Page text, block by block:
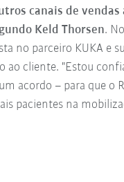
canais de vendas
Keld Thorsen.
no parceiro KUKA e
ao cliente. "Estou
acordo – para que o
pacientes na